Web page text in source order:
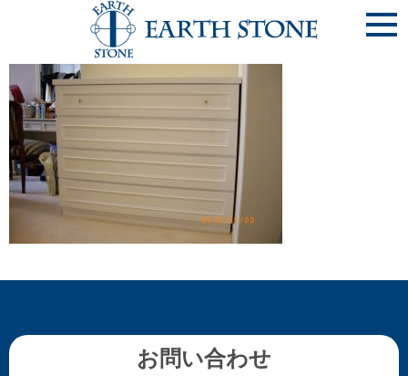
《地袋-13》ｷｬﾋﾞﾈｯﾄ
お問い合わせ